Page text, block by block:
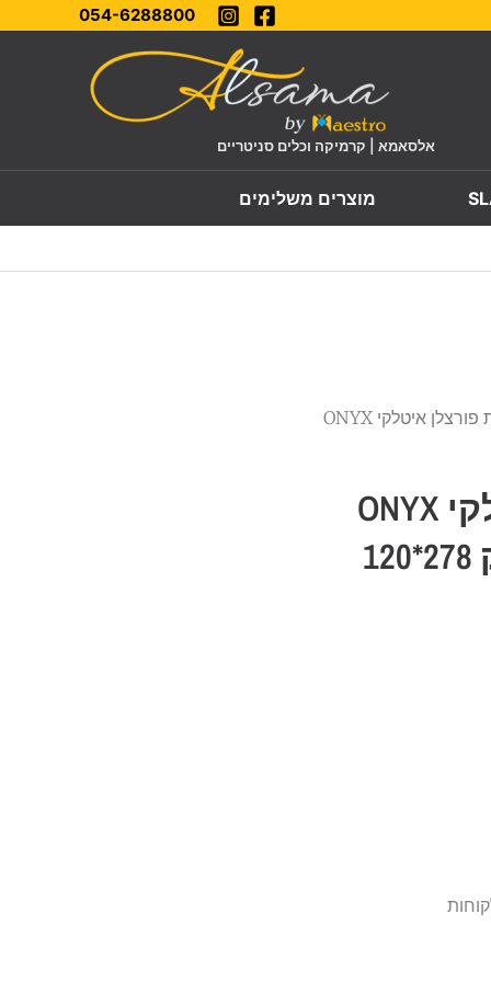
054-6288800
אלסאמא | קרמיקה וכלים סניטריים
מוצרים משלימים
/ לוחות פורצלן איטלקי ONYX
לוחות פורצלן איטלקי ONYX
GREEN אוניקס ירוק 278*120